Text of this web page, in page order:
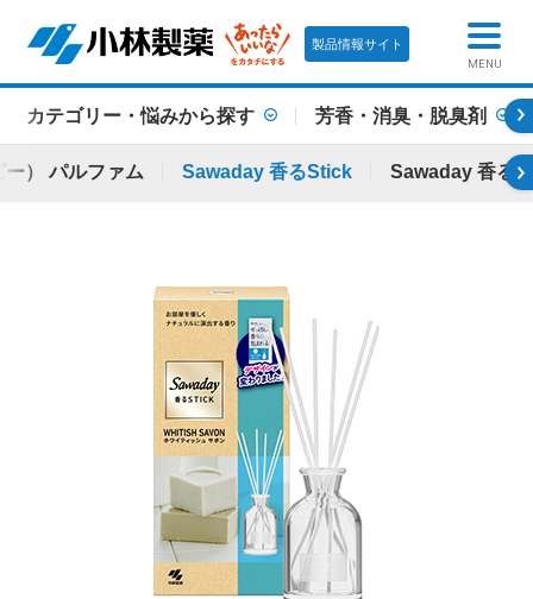
製品情報サイト
MENU
カテゴリー・悩みから探す 芳香・消臭・脱臭剤
） パルファム Sawaday 香るStick Sawaday 香る